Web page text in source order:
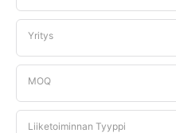
Yritys
MOQ
Liiketoiminnan Tyyppi